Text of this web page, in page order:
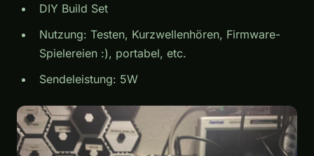
DIY Build Set
Nutzung: Testen, Kurzwellenhören, Firmware-
Spielereien :), portabel, etc.
Sendeleistung: 5W